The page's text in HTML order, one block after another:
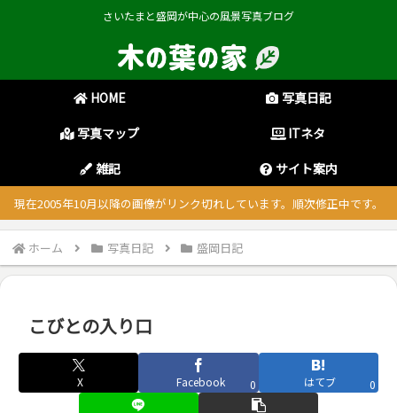
さいたまと盛岡が中心の風景写真ブログ
HOME
写真日記
写真マップ
ITネタ
雑記
サイト案内
現在2005年10月以降の画像がリンク切れしています。順次修正中です。
ホーム 写真日記 盛岡日記
こびとの入り口
X Facebook 0 はてブ 0